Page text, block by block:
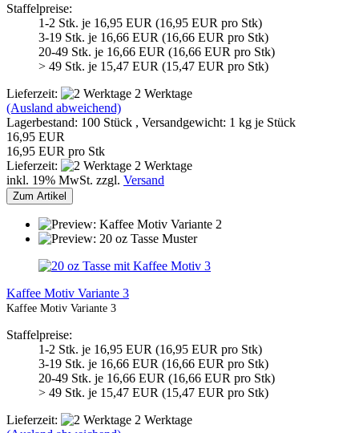
Staffelpreise:
1-2 Stk. je 16,95 EUR (16,95 EUR pro Stk)
3-19 Stk. je 16,66 EUR (16,66 EUR pro Stk)
20-49 Stk. je 16,66 EUR (16,66 EUR pro Stk)
> 49 Stk. je 15,47 EUR (15,47 EUR pro Stk)
Lieferzeit:
2 Werktage
(Ausland abweichend)
Lagerbestand: 100 Stück , Versandgewicht: 1 kg je Stück
16,95 EUR
16,95 EUR pro Stk
Lieferzeit:
2 Werktage
inkl. 19% MwSt. zzgl. Versand
Zum Artikel
Kaffee Motiv Variante 3
Kaffee Motiv Variante 3
Staffelpreise:
1-2 Stk. je 16,95 EUR (16,95 EUR pro Stk)
3-19 Stk. je 16,66 EUR (16,66 EUR pro Stk)
20-49 Stk. je 16,66 EUR (16,66 EUR pro Stk)
> 49 Stk. je 15,47 EUR (15,47 EUR pro Stk)
Lieferzeit:
2 Werktage